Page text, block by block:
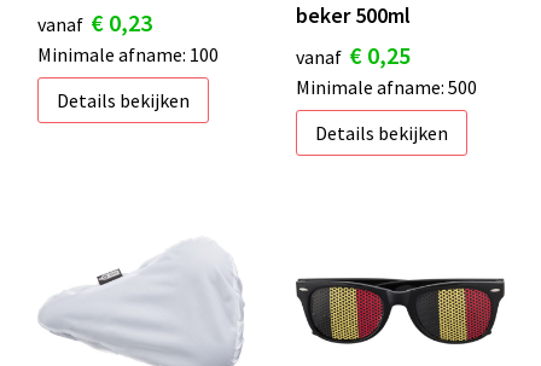
vanaf € 0,23
Minimale afname: 100
Details bekijken
beker 500ml
vanaf € 0,25
Minimale afname: 500
Details bekijken